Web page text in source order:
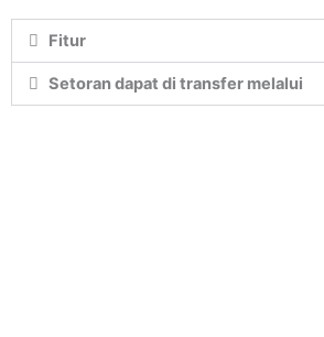
Fitur
Setoran dapat di transfer melalui